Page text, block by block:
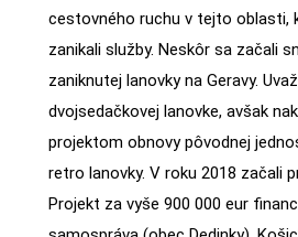
cestovného ruchu v tejto oblasti,
zanikali služby. Neskôr sa začali
zaniknutej lanovky na Geravy.
dvojsedačkovej lanovke, avšak
projektom obnovy pôvodnej
retro lanovky. V roku 2018 začali
Projekt za vyše 900 000 eur